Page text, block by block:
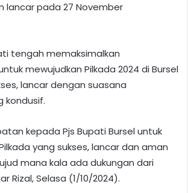
lancar pada 27 November
tengah memaksimalkan
mewujudkan Pilkada 2024 di Bursel
lancar dengan suasana
kondusif.
kepada Pjs Bupati Bursel untuk
yang sukses, lancar dan aman
mana kala ada dukungan dari
Rizal, Selasa (1/10/2024).